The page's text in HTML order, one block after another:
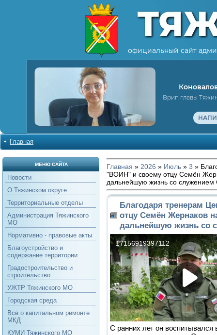
официальный сайт
Врип главы
Главная
МЕНЮ САЙТА
Новости
О Тяжинском округе
Территориальные отделы
Администрация Тяжинского
МО
Нормативно - правовые акты
Благоустройство и
содержание территории
Градостроительство и
строительство
УЖТР Тяжинского МО
Городская среда
Всё о капитальном ремонте
МКД
КУМИ Тяжинского МО
Главная » 2026 » Июль » 3 »
"ВОИН" и своему отцу Семён
дальнейшую жизнь со служением
Благодаря тренерам
отцу Семён Жернаков
дальнейшую жизнь со
С ранних лет он воспитывался